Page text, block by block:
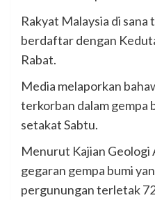
Rakyat Malaysia di
berdaftar dengan
Rabat.
Media melaporkan
terkorban dalam gempa
setakat Sabtu.
Menurut Kajian Geologi
gegaran gempa bumi
pergunungan terletak